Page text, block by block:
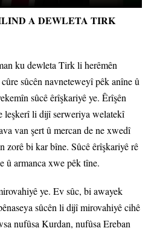
A DEWLETA TIRK
ku dewleta Tirk li herêmên
sûcên navneteweyî pêk anîne û
sûcê êrîşkariyê ye. Êrîşên
leşkerî li dijî serweriya welatekî
van şert û mercan de ne xwedî
zorê bi kar bîne. Sûcê êrîşkariyê rê
û armanca xwe pêk tîne.
ye. Ev sûc, bi awayek
sûcên li dijî mirovahiyê cihê
nufûsa Kurdan, nufûsa Ereban